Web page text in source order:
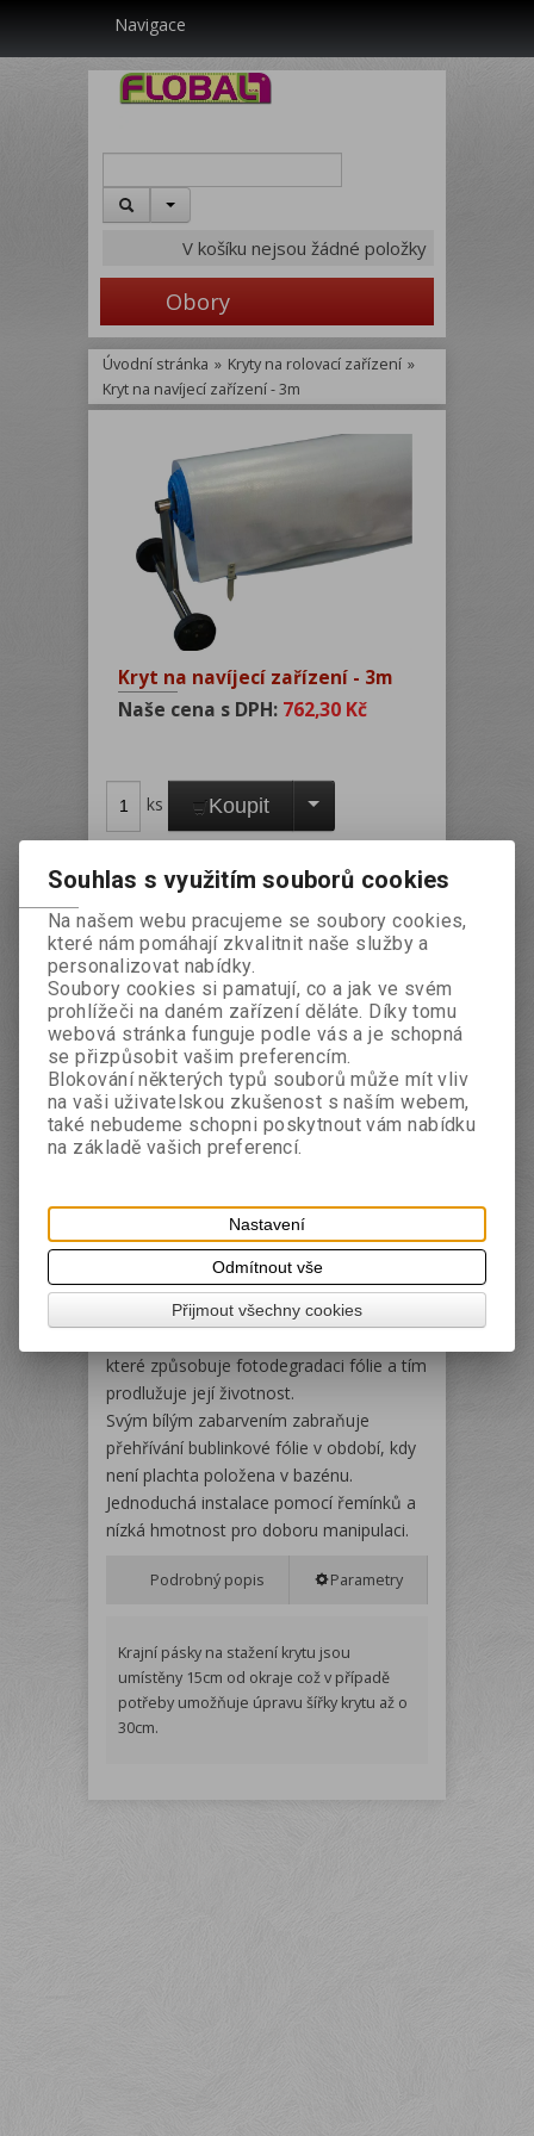
Navigace
V košíku nejsou žádné položky
Obory
Úvodní stránka » Kryty na rolovací zařízení »
Kryt na navíjecí zařízení - 3m
Kryt na navíjecí zařízení - 3m
Naše cena s DPH: 762,30 Kč
ks Koupit
Výrobce:Flobal s.r.o
Katalogové číslo:BKRYT01
Záruka (měsíců): 24
Termín expedice (dny):5
Hmotnost: 0,75 kg
EAN:8594226661449
Dotaz na výrobek
Doporučit výrobek
navinuté na navíjecím zařízení. Chrání
plachtu proti přímému slunečnímu záření
a povětrnostním vlivům.
Kryt je opatřen zesílenou UV stabilizací
které způsobuje fotodegradaci fólie a tím
prodlužuje její životnost.
Svým bílým zabarvením zabraňuje
přehřívání bublinkové fólie v období, kdy
není plachta položena v bazénu.
Jednoduchá instalace pomocí řemínků a
nízká hmotnost pro doboru manipulaci.
Podrobný popis Parametry
Krajní pásky na stažení krytu jsou
umístěny 15cm od okraje což v případě
potřeby umožňuje úpravu šířky krytu až o
30cm.
Souhlas s využitím souborů cookies
Na našem webu pracujeme se soubory cookies,
které nám pomáhají zkvalitnit naše služby a
personalizovat nabídky.
Soubory cookies si pamatují, co a jak ve svém
prohlížeči na daném zařízení děláte. Díky tomu
webová stránka funguje podle vás a je schopná
se přizpůsobit vašim preferencím.
Blokování některých typů souborů může mít vliv
na vaši uživatelskou zkušenost s naším webem,
také nebudeme schopni poskytnout vám nabídku
na základě vašich preferencí.
Nastavení
Odmítnout vše
Přijmout všechny cookies